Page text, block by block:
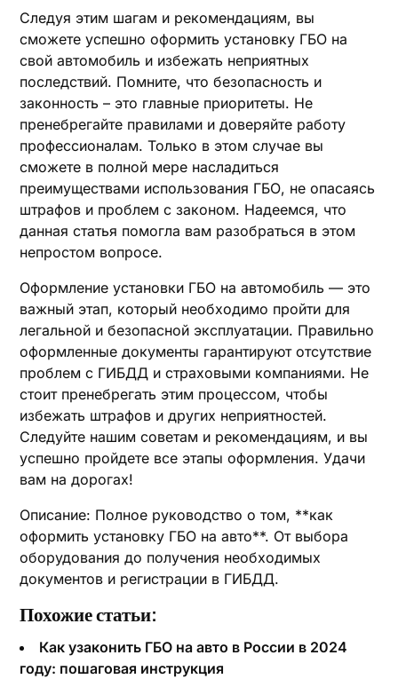
Следуя этим шагам и рекомендациям, вы
сможете успешно оформить установку ГБО на
свой автомобиль и избежать неприятных
последствий. Помните, что безопасность и
законность – это главные приоритеты. Не
пренебрегайте правилами и доверяйте работу
профессионалам. Только в этом случае вы
сможете в полной мере насладиться
преимуществами использования ГБО, не опасаясь
штрафов и проблем с законом. Надеемся, что
данная статья помогла вам разобраться в этом
непростом вопросе.
Оформление установки ГБО на автомобиль — это
важный этап, который необходимо пройти для
легальной и безопасной эксплуатации. Правильно
оформленные документы гарантируют отсутствие
проблем с ГИБДД и страховыми компаниями. Не
стоит пренебрегать этим процессом, чтобы
избежать штрафов и других неприятностей.
Следуйте нашим советам и рекомендациям, и вы
успешно пройдете все этапы оформления. Удачи
вам на дорогах!
Описание: Полное руководство о том, **как
оформить установку ГБО на авто**. От выбора
оборудования до получения необходимых
документов и регистрации в ГИБДД.
Похожие статьи:
Как узаконить ГБО на авто в России в 2024
году: пошаговая инструкция